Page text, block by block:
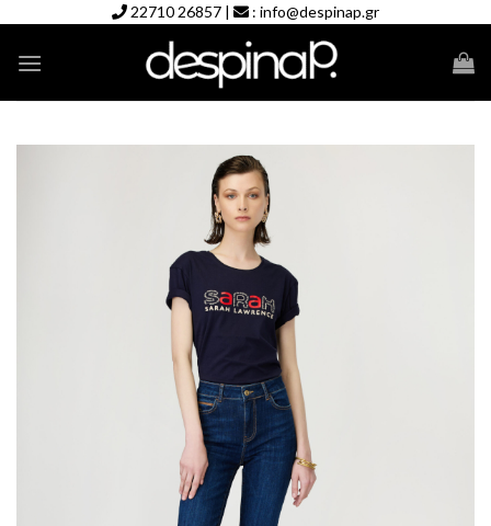
content
22710 26857 | : info@despinap.gr